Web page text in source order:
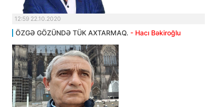
12:59 22.10.2020
ÖZGƏ GÖZÜNDƏ TÜK AXTARMAQ. - Hacı Bəkiroğlu